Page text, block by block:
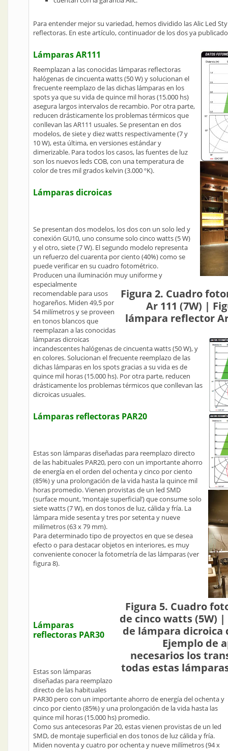
Para entender mejor su variedad, hemos dividido las Alic Led
reflectoras. En este artículo, continuador de los dos ya
Figura 2. Cuadro
Ar 111 (7W) |
lámpara reflector
Lámparas AR111
Reemplazan a las conocidas lámparas reflectoras
halógenas de cincuenta watts (50 W) y solucionan el
frecuente reemplazo de las dichas lámparas en los
spots ya que su vida de quince mil horas (15.000 hs)
asegura largos intervalos de recambio. Por otra parte,
reducen drásticamente los problemas térmicos que
conllevan las AR111 usuales. Se presentan en dos
modelos, de siete y diez watts respectivamente (7 y
10 W), esta última, en versiones estándar y
dimerizable. Para todos los casos, las fuentes de luz
son los nuevos leds COB, con una temperatura de
color de tres mil grados kelvin (3.000 ºK).
Lámparas dicroicas
Figura 5. Cuadro
de cinco watts (5W)
de lámpara dicroica
Ejemplo de
necesarios los
todas estas
Se presentan dos modelos, los dos con un solo led y
conexión GU10, uno consume solo cinco watts (5 W)
y el otro, siete (7 W). El segundo modelo representa
un refuerzo del cuarenta por ciento (40%) como se
puede verificar en su cuadro fotométrico.
Producen una iluminación muy uniforme y
especialmente
recomendable para usos
hogareños. Miden 49,5 por
54 milímetros y se proveen
en tonos blancos que
reemplazan a las conocidas
lámparas dicroicas
incandescentes halógenas de cincuenta watts (50 W), y
en colores. Solucionan el frecuente reemplazo de las
dichas lámparas en los spots gracias a su vida es de
quince mil horas (15.000 hs). Por otra parte, reducen
drásticamente los problemas térmicos que conllevan las
dicroicas usuales.
Lámparas reflectoras PAR20
Estas son lámparas diseñadas para reemplazo directo
de las habituales PAR20, pero con un importante ahorro
de energía en el orden del ochenta y cinco por ciento
(85%) y una prolongación de la vida hasta la quince mil
horas promedio. Vienen provistas de un led SMD
(surface mount, ‘montaje superficial’) que consume solo
siete watts (7 W), en dos tonos de luz, cálida y fría. La
lámpara mide sesenta y tres por setenta y nueve
milímetros (63 x 79 mm).
Para determinado tipo de proyectos en que se desea
efecto o para destacar objetos en interiores, es muy
conveniente conocer la fotometría de las lámparas (ver
figura 8).
Lámparas
reflectoras PAR30
Estas son lámparas
diseñadas para reemplazo
directo de las habituales
PAR30 pero con un importante ahorro de energía del ochenta y
cinco por ciento (85%) y una prolongación de la vida hasta las
quince mil horas (15.000 hs) promedio.
Como sus antecesoras Par 20, estas vienen provistas de un led
SMD, de montaje superficial en dos tonos de luz cálida y fría.
Miden noventa y cuatro por ochenta y nueve milímetros (94 x